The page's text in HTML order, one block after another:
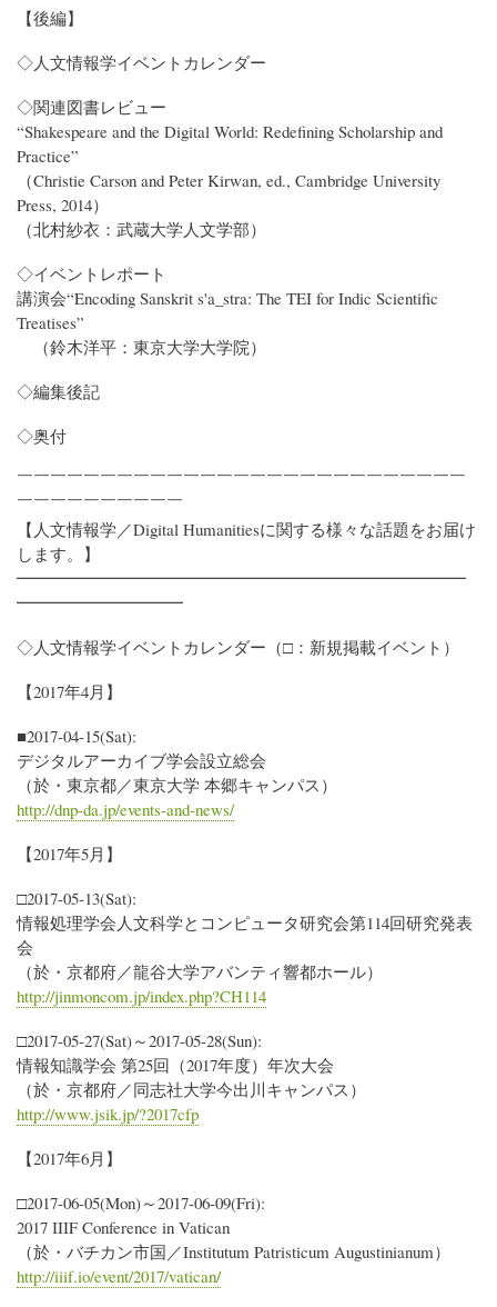
【後編】
◇人文情報学イベントカレンダー
◇関連図書レビュー
“Shakespeare and the Digital World: Redefining Scholarship and
Practice”
（Christie Carson and Peter Kirwan, ed., Cambridge University
Press, 2014）
（北村紗衣：武蔵大学人文学部）
◇イベントレポート
講演会“Encoding Sanskrit s'a_stra: The TEI for Indic Scientific
Treatises”
（鈴木洋平：東京大学大学院）
◇編集後記
◇奥付
￣￣￣￣￣￣￣￣￣￣￣￣￣￣￣￣￣￣￣￣￣￣￣￣￣￣￣
￣￣￣￣￣￣￣￣￣￣
【人文情報学／Digital Humanitiesに関する様々な話題をお届け
します。】
━━━━━━━━━━━━━━━━━━━━━━━━━━━
━━━━━━━━━━
◇人文情報学イベントカレンダー（□：新規掲載イベント）
【2017年4月】
■2017-04-15(Sat):
デジタルアーカイブ学会設立総会
（於・東京都／東京大学 本郷キャンパス）
http://dnp-da.jp/events-and-news/
【2017年5月】
□2017-05-13(Sat):
情報処理学会人文科学とコンピュータ研究会第114回研究発表
会
（於・京都府／龍谷大学アバンティ響都ホール）
http://jinmoncom.jp/index.php?CH114
□2017-05-27(Sat)～2017-05-28(Sun):
情報知識学会 第25回（2017年度）年次大会
（於・京都府／同志社大学今出川キャンパス）
http://www.jsik.jp/?2017cfp
【2017年6月】
□2017-06-05(Mon)～2017-06-09(Fri):
2017 IIIF Conference in Vatican
（於・バチカン市国／Institutum Patristicum Augustinianum）
http://iiif.io/event/2017/vatican/